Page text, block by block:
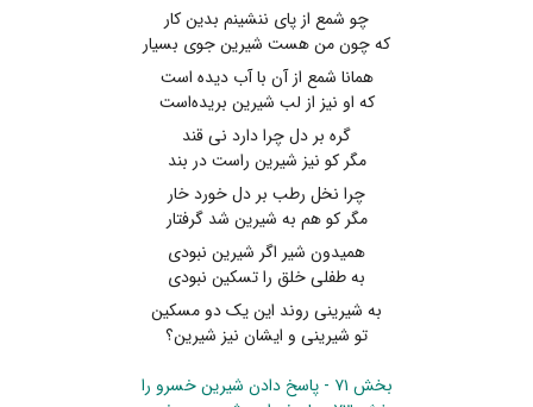
چو شمع از پای ننشینم بدین کار
که چون من هست شیرین جوی بسیار
همانا شمع از آن با آب دیده است
که او نیز از لب شیرین بریده‌است
گره بر دل چرا دارد نی قند
مگر کو نیز شیرین راست در بند
چرا نخل رطب بر دل خورد خار
مگر کو هم به شیرین شد گرفتار
همیدون شیر اگر شیرین نبودی
به طفلی خلق را تسکین نبودی
به شیرینی روند این یک دو مسکین
تو شیرینی و ایشان نیز شیرین؟
بخش ۷۱ - پاسخ دادن شیرین خسرو را